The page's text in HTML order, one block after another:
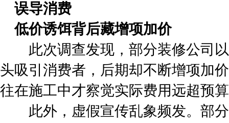
误导消费
低价诱饵背后藏增项加价
此次调查发现，部分装修公司以
头吸引消费者，后期却不断增项加
往在施工中才察觉实际费用远超预
此外，虚假宣传乱象频发。部分